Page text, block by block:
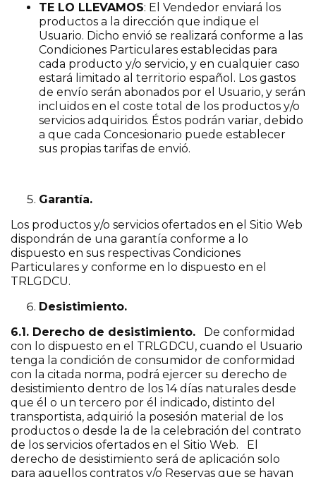
TE LO LLEVAMOS: El Vendedor enviará los
productos a la dirección que indique el
Usuario. Dicho envió se realizará conforme a las
Condiciones Particulares establecidas para
cada producto y/o servicio, y en cualquier caso
estará limitado al territorio español. Los gastos
de envío serán abonados por el Usuario, y serán
incluidos en el coste total de los productos y/o
servicios adquiridos. Éstos podrán variar, debido
a que cada Concesionario puede establecer
sus propias tarifas de envió.
Garantía.
Los productos y/o servicios ofertados en el Sitio Web
dispondrán de una garantía conforme a lo
dispuesto en sus respectivas Condiciones
Particulares y conforme en lo dispuesto en el
TRLGDCU.
Desistimiento.
6.1. Derecho de desistimiento. De conformidad
con lo dispuesto en el TRLGDCU, cuando el Usuario
tenga la condición de consumidor de conformidad
con la citada norma, podrá ejercer su derecho de
desistimiento dentro de los 14 días naturales desde
que él o un tercero por él indicado, distinto del
transportista, adquirió la posesión material de los
productos o desde la de la celebración del contrato
de los servicios ofertados en el Sitio Web. El
derecho de desistimiento será de aplicación solo
para aquellos contratos y/o Reservas que se hayan